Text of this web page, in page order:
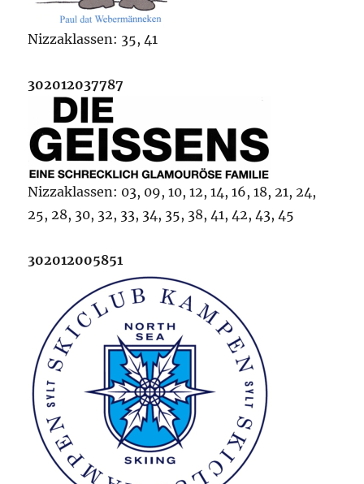
Nizzaklassen: 35, 41
302012037787
Nizzaklassen: 03, 09, 10, 12, 14, 16, 18, 21, 24,
25, 28, 30, 32, 33, 34, 35, 38, 41, 42, 43, 45
302012005851